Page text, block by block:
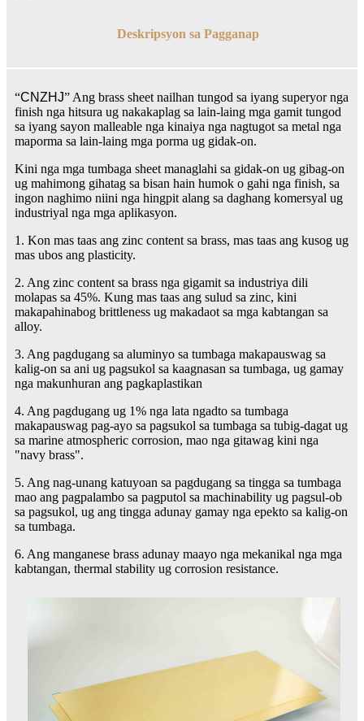
Deskripsyon sa Pagganap
“CNZHJ” Ang brass sheet nailhan tungod sa iyang superyor nga
finish nga hitsura ug nakakaplag sa lain-laing mga gamit tungod
sa iyang sayon ​​malleable nga kinaiya nga nagtugot sa metal nga
maporma sa lain-laing mga porma ug gidak-on.
Kini nga mga tumbaga sheet managlahi sa gidak-on ug gibag-on
ug mahimong gihatag sa bisan hain humok o gahi nga finish, sa
ingon naghimo niini nga hingpit alang sa daghang komersyal ug
industriyal nga mga aplikasyon.
1. Kon mas taas ang zinc content sa brass, mas taas ang kusog ug
mas ubos ang plasticity.
2. Ang zinc content sa brass nga gigamit sa industriya dili
molapas sa 45%. Kung mas taas ang sulud sa zinc, kini
makapahinabog brittleness ug makadaot sa mga kabtangan sa
alloy.
3. Ang pagdugang sa aluminyo sa tumbaga makapauswag sa
kalig-on sa ani ug pagsukol sa kaagnasan sa tumbaga, ug gamay
nga makunhuran ang pagkaplastikan
4. Ang pagdugang ug 1% nga lata ngadto sa tumbaga
makapauswag pag-ayo sa pagsukol sa tumbaga sa tubig-dagat ug
sa marine atmospheric corrosion, mao nga gitawag kini nga
"navy brass".
5. Ang nag-unang katuyoan sa pagdugang sa tingga sa tumbaga
mao ang pagpalambo sa pagputol sa machinability ug pagsul-ob
sa pagsukol, ug ang tingga adunay gamay nga epekto sa kalig-on
sa tumbaga.
6. Ang manganese brass adunay maayo nga mekanikal nga mga
kabtangan, thermal stability ug corrosion resistance.